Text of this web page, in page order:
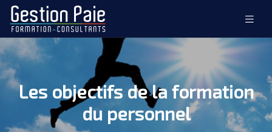
Les objectifs de la formation
du personnel